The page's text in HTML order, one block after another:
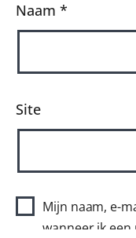
Naam *
Site
Mijn naam, e-
wanneer ik een